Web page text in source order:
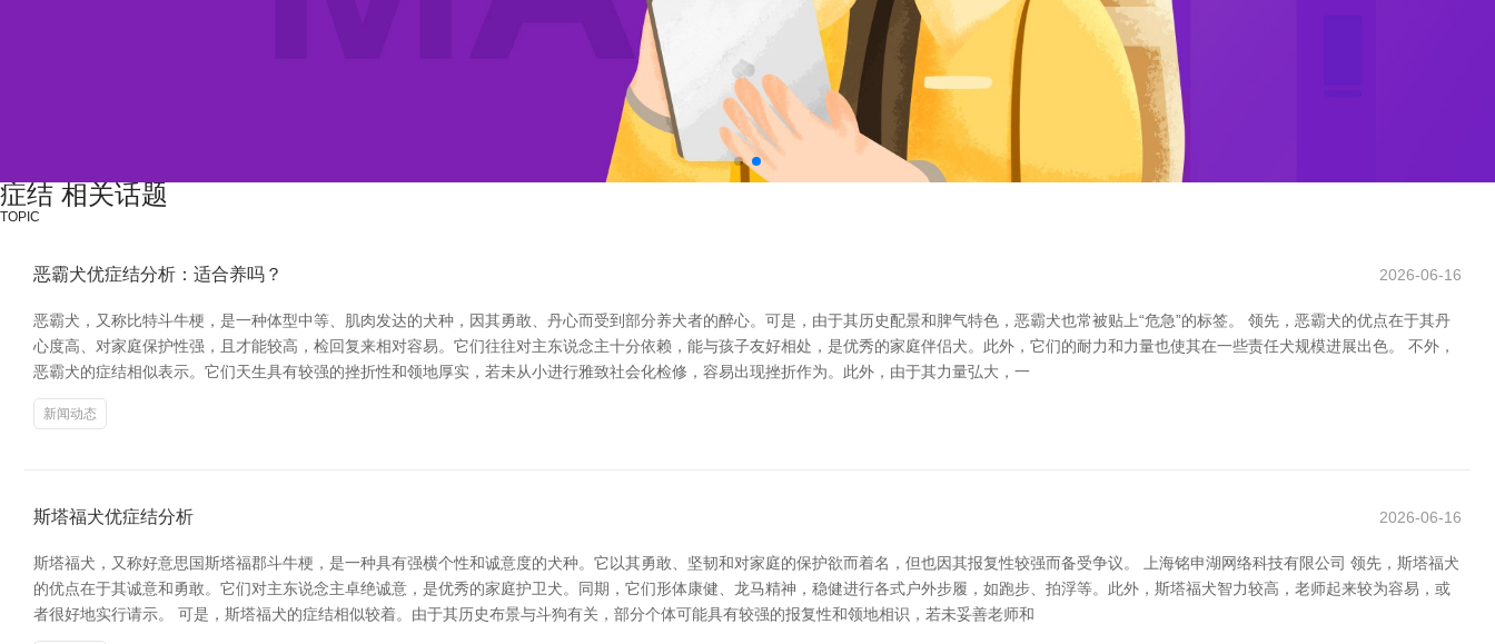
症结 相关话题
TOPIC
恶霸犬优症结分析：适合养吗？ 2026-06-16
恶霸犬，又称比特斗牛梗，是一种体型中等、肌肉发达的犬种，因其勇敢、丹心而受到部分养犬者的醉心。可是，由于其历史配景和脾气特色，恶霸犬也常被贴上“危急”的标签。 领先，恶霸犬的优点在于其丹
心度高、对家庭保护性强，且才能较高，检回复来相对容易。它们往往对主东说念主十分依赖，能与孩子友好相处，是优秀的家庭伴侣犬。此外，它们的耐力和力量也使其在一些责任犬规模进展出色。 不外，
恶霸犬的症结相似表示。它们天生具有较强的挫折性和领地厚实，若未从小进行雅致社会化检修，容易出现挫折作为。此外，由于其力量弘大，一
新闻动态
斯塔福犬优症结分析 2026-06-16
斯塔福犬，又称好意思国斯塔福郡斗牛梗，是一种具有强横个性和诚意度的犬种。它以其勇敢、坚韧和对家庭的保护欲而着名，但也因其报复性较强而备受争议。 上海铭申湖网络科技有限公司 领先，斯塔福犬
的优点在于其诚意和勇敢。它们对主东说念主卓绝诚意，是优秀的家庭护卫犬。同期，它们形体康健、龙马精神，稳健进行各式户外步履，如跑步、拍浮等。此外，斯塔福犬智力较高，老师起来较为容易，或
者很好地实行请示。 可是，斯塔福犬的症结相似较着。由于其历史布景与斗狗有关，部分个体可能具有较强的报复性和领地相识，若未妥善老师和